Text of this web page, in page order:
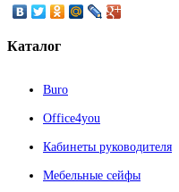
Каталог
Buro
Office4you
Кабинеты руководителя
Мебельные сейфы